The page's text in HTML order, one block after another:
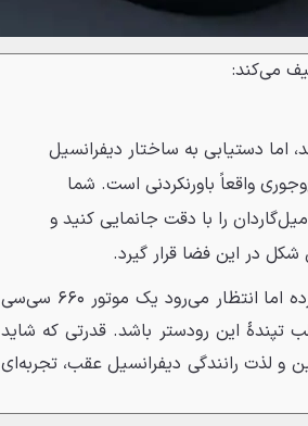
می‌کند:
دستیابی به ساختار دیفرانسیل
واقعاً باورنکردنی است. شما
را با دقت جانمایی کنید و
در این فضا قرار گیرد.
دایهاتسو هنوز مشخصات فنی دقیق پیشرانه را اعلام نکرده اما انتظار می‌رود یک موتور ۶۶۰ سی‌سی
قلب تپندهٔ این رودستر باشد. قدرتی که شاید
و لذت رانندگی دیفرانسیل عقب، تجربه‌ای